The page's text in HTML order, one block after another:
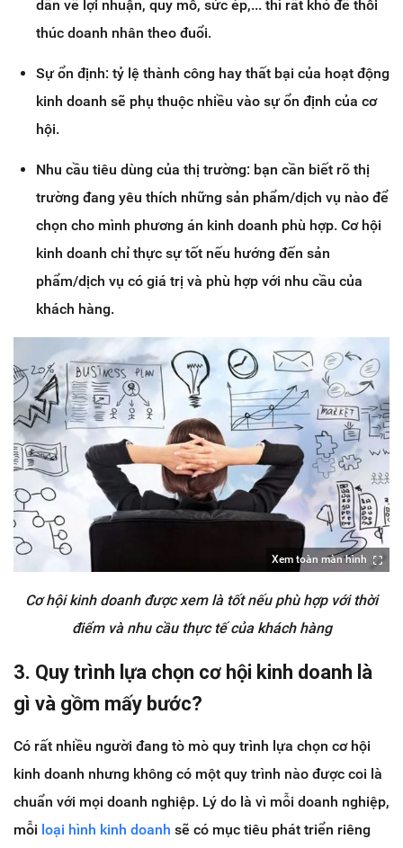
dẫn về lợi nhuận, quy mô, sức ép,... thì rất khó để thôi
thúc doanh nhân theo đuổi.
Sự ổn định: tỷ lệ thành công hay thất bại của hoạt động
kinh doanh sẽ phụ thuộc nhiều vào sự ổn định của cơ
hội.
Nhu cầu tiêu dùng của thị trường: bạn cần biết rõ thị
trường đang yêu thích những sản phẩm/dịch vụ nào để
chọn cho mình phương án kinh doanh phù hợp. Cơ hội
kinh doanh chỉ thực sự tốt nếu hướng đến sản
phẩm/dịch vụ có giá trị và phù hợp với nhu cầu của
khách hàng.
Xem toàn màn hình
Cơ hội kinh doanh được xem là tốt nếu phù hợp với thời
điểm và nhu cầu thực tế của khách hàng
3. Quy trình lựa chọn cơ hội kinh doanh là
gì và gồm mấy bước?
Có rất nhiều người đang tò mò quy trình lựa chọn cơ hội
kinh doanh nhưng không có một quy trình nào được coi là
chuẩn với mọi doanh nghiệp. Lý do là vì mỗi doanh nghiệp,
mỗi loại hình kinh doanh sẽ có mục tiêu phát triển riêng